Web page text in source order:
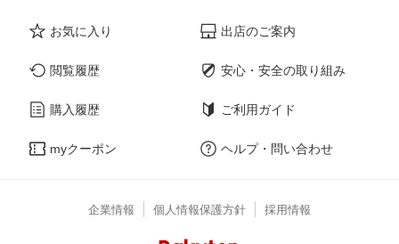
お気に入り
閲覧履歴
購入履歴
myクーポン
出店のご案内
安心・安全の取り組み
ご利用ガイド
ヘルプ・問い合わせ
企業情報 個人情報保護方針 採用情報